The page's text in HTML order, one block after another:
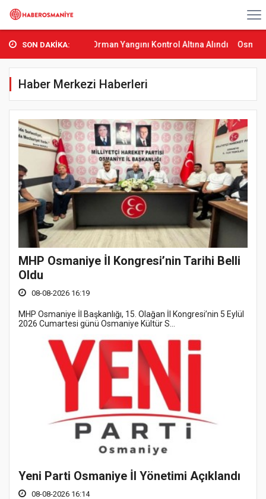
SON DAKİKA:
Orman Yangını Kontrol Altına Alındı Osmaniye’de Tren
Haber Merkezi Haberleri
MHP Osmaniye İl Kongresi’nin Tarihi Belli
Oldu
08-08-2026 16:19
MHP Osmaniye İl Başkanlığı, 15. Olağan İl Kongresi’nin 5 Eylül
2026 Cumartesi günü Osmaniye Kültür S...
Yeni Parti Osmaniye İl Yönetimi Açıklandı
08-08-2026 16:14